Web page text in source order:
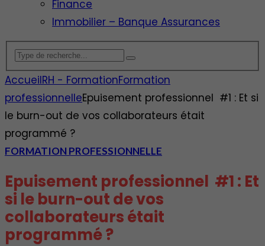
Finance
Immobilier – Banque Assurances
AccueilRH - FormationFormation
professionnelleEpuisement professionnel #1 : Et si
le burn-out de vos collaborateurs était
programmé ?
FORMATION PROFESSIONNELLE
Epuisement professionnel #1 : Et
si le burn-out de vos
collaborateurs était
programmé ?